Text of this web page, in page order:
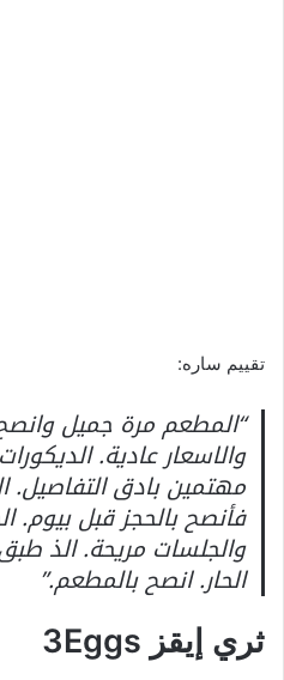
تقييم ساره:
“المطعم مرة جميل
والاسعار عادية.
مهتمين بادق
فأنصح بالحجز قبل بيوم.
والجلسات مريحة. الذ
الحار. انصح بالمطعم.”
ثري إيقز 3Eggs